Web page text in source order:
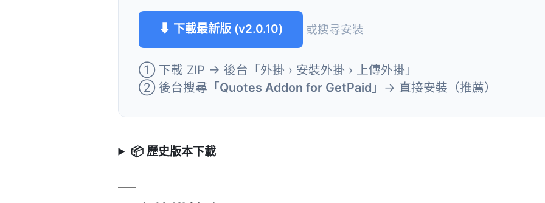
⬇ 下載最新版 (v2.0.10) 或搜尋安裝
① 下載 ZIP → 後台「外掛 › 安裝外掛 › 上傳外掛」
② 後台搜尋「Quotes Addon for GetPaid 」→ 直接安裝（推薦）
📦 歷史版本下載